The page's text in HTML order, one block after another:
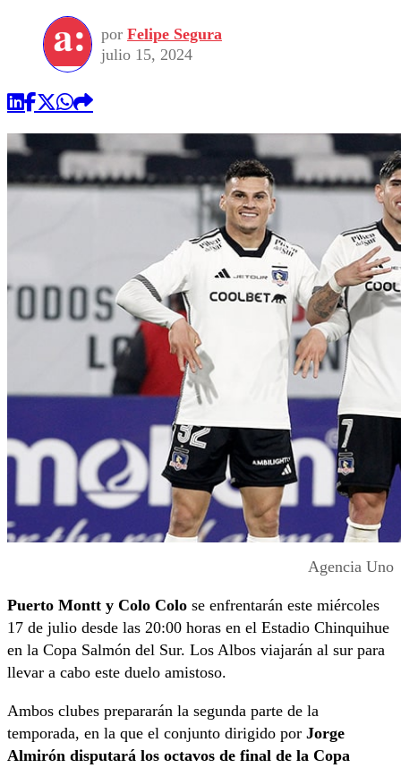
por Felipe Segura
julio 15, 2024
Agencia Uno
Puerto Montt y Colo Colo se enfrentarán este miércoles
17 de julio desde las 20:00 horas en el Estadio Chinquihue
en la Copa Salmón del Sur. Los Albos viajarán al sur para
llevar a cabo este duelo amistoso.
Ambos clubes prepararán la segunda parte de la
temporada, en la que el conjunto dirigido por Jorge
Almirón disputará los octavos de final de la Copa